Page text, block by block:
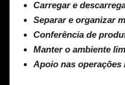
Carregar e
Separar e organizar
Conferência de
Manter o ambiente
Apoio nas operações